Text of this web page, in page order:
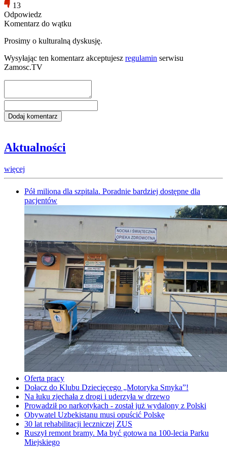
13
Odpowiedz
Komentarz do wątku
Prosimy o kulturalną dyskusję.
Wysyłając ten komentarz akceptujesz regulamin serwisu
Zamosc.TV
Aktualności
więcej
Pół miliona dla szpitala. Poradnie bardziej dostępne dla
pacjentów
Oferta pracy
Dołącz do Klubu Dziecięcego „Motoryka Smyka”!
Na łuku zjechała z drogi i uderzyła w drzewo
Prowadził po narkotykach - został już wydalony z Polski
Obywatel Uzbekistanu musi opuścić Polskę
30 lat rehabilitacji leczniczej ZUS
Ruszył remont bramy. Ma być gotowa na 100-lecia Parku
Miejskiego